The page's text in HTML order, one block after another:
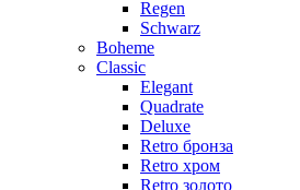
Regen
Schwarz
Boheme
Classic
Elegant
Quadrate
Deluxe
Retro бронза
Retro хром
Retro золото